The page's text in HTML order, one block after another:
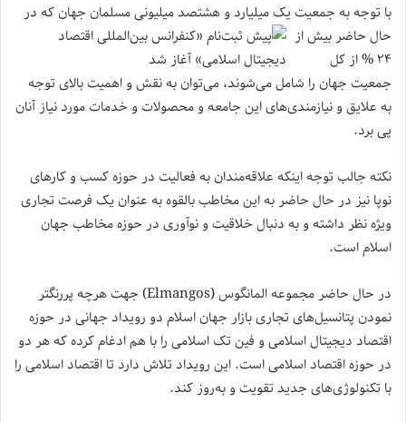
با توجه به جمعیت یک میلیارد و هشتصدمیلیونی مسلمان جهان که در
حال حاضر بیش از
۲۴ % از کل
جمعیت جهان را شامل می‌شوند، می‌توان به نقش و اهمیت بالای توجه
به علایق و نیازمندی‌های این جامعه و محصولات و خدمات مورد نیاز آنان
پی برد.
نکته جالب توجه اینکه علاقه‌مندان به فعالیت در حوزه کسب و کارهای
نوپا نیز در حال حاضر به این مخاطب بالقوه به عنوان یک فرصت تجاری
ویژه نظر داشته و به دنبال خلاقیت و نوآوری در حوزه مخاطب جهان
اسلام است.
در حال حاضر مجموعه المانگوس (Elmangos) جهت هرچه پررنگتر
نمودن پتانسیل‌های تجاری بازار جهان اسلام دو رویداد جهانی در حوزه
اقتصاد دیجیتال اسلامی و فین تک اسلامی را با هم ادغام کرده که هر دو
در حوزه اقتصاد اسلامی است. این رویداد تلاش دارد تا اقتصاد اسلامی را
با تکنولوژی‌های جدید تقویت و به‌روز کند.